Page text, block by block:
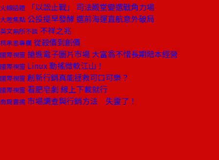
火線話題 「以訟止戰」 司法殿堂變選戰角力場
大陸焦點 公投提早發酵 選前海運直航意外破局
英文無所不談 不祥之兆
柯承恩專欄 從殺價到創價
國際視窗 搶進電子圖片市場 大富翁不惜長期賠本經營
國際視窗 Linux 動搖微軟江山！
國際視窗 創新行銷真能拯救可口可樂？
國際視窗 看肥皂劇 線上下載就行
商周書摘 市場調查與行銷方法 失靈了！